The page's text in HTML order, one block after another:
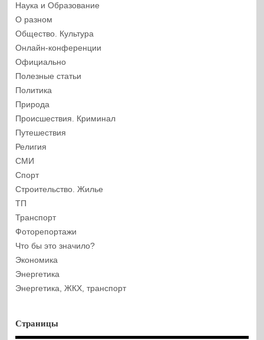
Наука и Образование
О разном
Общество. Культура
Онлайн-конференции
Официально
Полезные статьи
Политика
Природа
Происшествия. Криминал
Путешествия
Религия
СМИ
Спорт
Строительство. Жилье
ТП
Транспорт
Фоторепортажи
Что бы это значило?
Экономика
Энергетика
Энергетика, ЖКХ, транспорт
Страницы